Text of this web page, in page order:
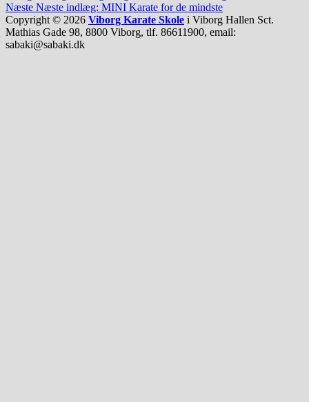
Næste Næste indlæg: MINI Karate for de mindste
Copyright © 2026 Viborg Karate Skole i Viborg Hallen Sct.
Mathias Gade 98, 8800 Viborg, tlf. 86611900, email:
sabaki@sabaki.dk